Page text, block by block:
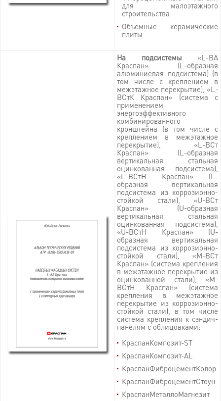
для малоэтажного
строительства
Объемные керамические
плиты
На подсистемы «L-BA
Краспан» (L-образная
алюминиевая подсистема) (в
том числе с креплением в
межэтажное перекрытие), «L-
BСтК Краспан» (система с
применением
энергоэффективного
комбинированного
кронштейна (в том числе с
креплением в межэтажное
перекрытие), «L-BСт
Краспан» (L-образная
вертикальная стальная
оцинкованная подсистема),
«L-BСтН Краспан» (L-
образная вертикальная
подсистема из коррозионно-
стойкой стали), «U-BСт
Краспан» (U-образная
вертикальная стальная
оцинкованная подсистема),
«U-BСтH Краспан» (U-
образная вертикальная
подсистема из коррозионно-
стойкой стали), «М-BСт
Краспан» (система крепления
в межэтажное перекрытие из
оцинкованной стали), «М-
BСтН Краспан» (система
крепления в межэтажное
перекрытие из коррозионно-
стойкой стали), в том числе
система крепления к сэндич-
панелям с облицовками:
КраспанКомпозит-ST
КраспанКомпозит-AL
КраспанФиброцементКолор
КраспанФиброцементСтоун
КраспанМеталлоМагнезит